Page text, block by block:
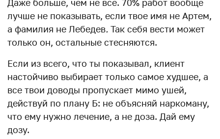
Даже больше, чем не все. 70% работ вообще
лучше не показывать, если твое имя не Артем,
а фамилия не Лебедев. Так себя вести может
только он, остальные стесняются.
Если из всего, что ты показывал, клиент
настойчиво выбирает только самое худшее, а
все твои доводы пропускает мимо ушей,
действуй по плану Б: не объясняй наркоману,
что ему нужно лечение, а не доза. Дай ему
дозу.